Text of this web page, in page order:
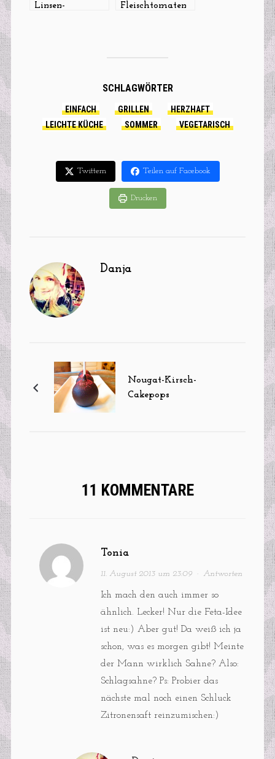
Linsen-
Fleischtomaten
SCHLAGWÖRTER
EINFACH GRILLEN
HERZHAFT
LEICHTE KÜCHE
SOMMER VEGETARISCH
Twittern Teilen auf Facebook
Drucken
Danja
Nougat-Kirsch-
Cakepops
11 KOMMENTARE
Tonia
11. August 2013 um 23:09· Antworten
Ich mach den auch immer so
ähnlich. Lecker! Nur die Feta-Idee
ist neu:) Aber gut! Da weiß ich ja
schon, was es morgen gibt! Meinte
der Mann wirklich Sahne? Also:
Schlagsahne? Ps: Probier das
nächste mal noch einen Schluck
Zitronensaft reinzumischen:)